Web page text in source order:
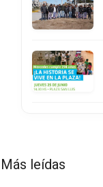
Más leídas